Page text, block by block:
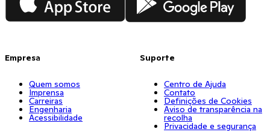
Empresa
Quem somos
Imprensa
Carreiras
Engenharia
Acessibilidade
Suporte
Centro de Ajuda
Contato
Definições de Cookies
Aviso de transparência na
recolha
Privacidade e segurança